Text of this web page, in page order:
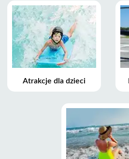
Atrakcje dla dzieci